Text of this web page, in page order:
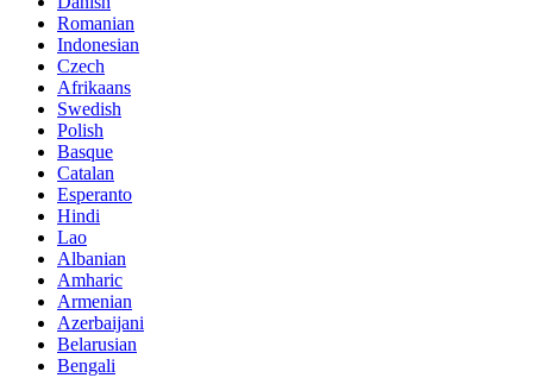
Romanian
Indonesian
Czech
Afrikaans
Swedish
Polish
Basque
Catalan
Esperanto
Hindi
Lao
Albanian
Amharic
Armenian
Azerbaijani
Belarusian
Bengali